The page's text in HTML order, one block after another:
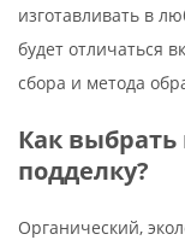
изготавливать в
будет отличаться
сбора и метода
Как выбрать
подделку?
Органический,